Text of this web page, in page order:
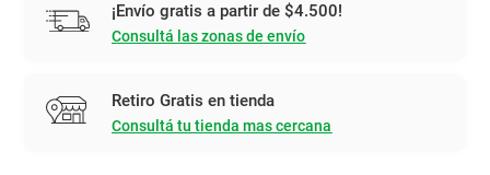
¡Envío gratis a partir de $4.500!
Consultá las zonas de envío
Retiro Gratis en tienda
Consultá tu tienda mas cercana